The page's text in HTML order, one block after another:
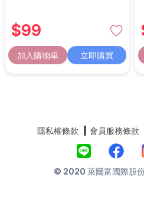
$99
加入購物車 立即購買
隱私權條款 會員服務條款
© 2020 萊爾富國際股